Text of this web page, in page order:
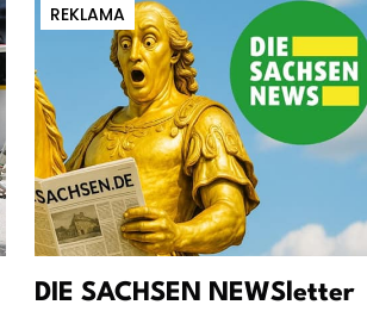
REKLAMA
DIE SACHSEN NEWSletter